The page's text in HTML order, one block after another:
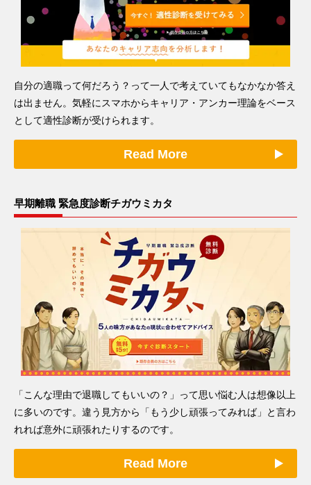
自分の適職って何だろう？って一人で考えていてもなかなか答え
は出ません。気軽にスマホからキャリア・アンカー理論をベース
として適性診断が受けられます。
Read More
早期離職 緊急度診断チガウミカタ
「こんな理由で退職してもいいの？」って思い悩む人は想像以上
に多いのです。違う見方から「もう少し頑張ってみれば」と言わ
れれば意外に頑張れたりするのです。
Read More